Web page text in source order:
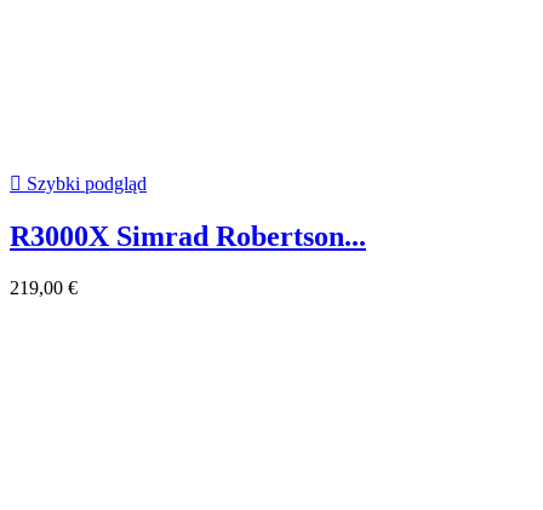
 Szybki podgląd
R3000X Simrad Robertson...
219,00 €